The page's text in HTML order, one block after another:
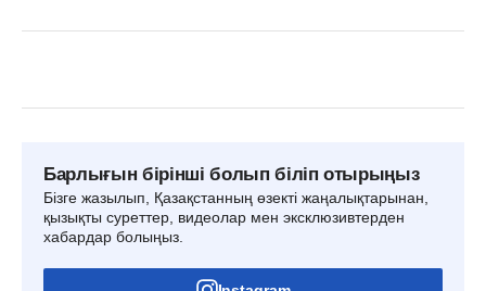
Барлығын бірінші болып біліп отырыңыз
Бізге жазылып, Қазақстанның өзекті жаңалықтарынан,
қызықты суреттер, видеолар мен эксклюзивтерден
хабардар болыңыз.